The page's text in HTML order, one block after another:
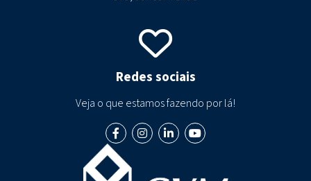
Redes sociais
Veja o que estamos fazendo por lá!